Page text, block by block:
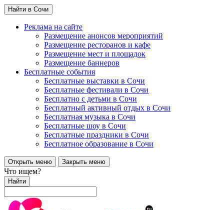
Найти в Сочи
Реклама на сайте
Размещение анонсов мероприятий
Размещение ресторанов и кафе
Размещение мест и площадок
Размещение баннеров
Бесплатные события
Бесплатные выставки в Сочи
Бесплатные фестивали в Сочи
Бесплатно с детьми в Сочи
Бесплатный активный отдых в Сочи
Бесплатная музыка в Сочи
Бесплатные шоу в Сочи
Бесплатные праздники в Сочи
Бесплатное образование в Сочи
Открыть меню Закрыть меню
Что ищем?
Найти